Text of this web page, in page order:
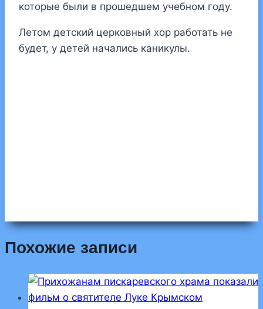
которые были в прошедшем учебном году.
Летом детский церковный хор работать не
будет, у детей начались каникулы.
Похожие записи